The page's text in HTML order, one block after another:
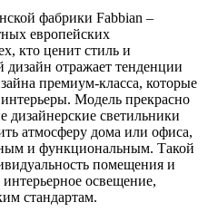
фабрики Fabbian –
европейских
кто ценит стиль и
отражает тенденции
премиум-класса, которые
Модель прекрасно
дизайнерские светильники
атмосферу дома или офиса,
и функциональным. Такой
помещения и
освещение,
стандартам.